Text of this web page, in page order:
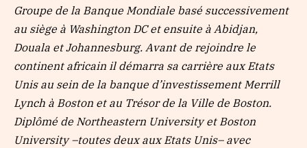
Groupe de la Banque Mondiale basé successivement
au siège à Washington DC et ensuite à Abidjan,
Douala et Johannesburg. Avant de rejoindre le
continent africain il démarra sa carrière aux Etats
Unis au sein de la banque d’investissement Merrill
Lynch à Boston et au Trésor de la Ville de Boston.
Diplômé de Northeastern University et Boston
University –toutes deux aux Etats Unis– avec